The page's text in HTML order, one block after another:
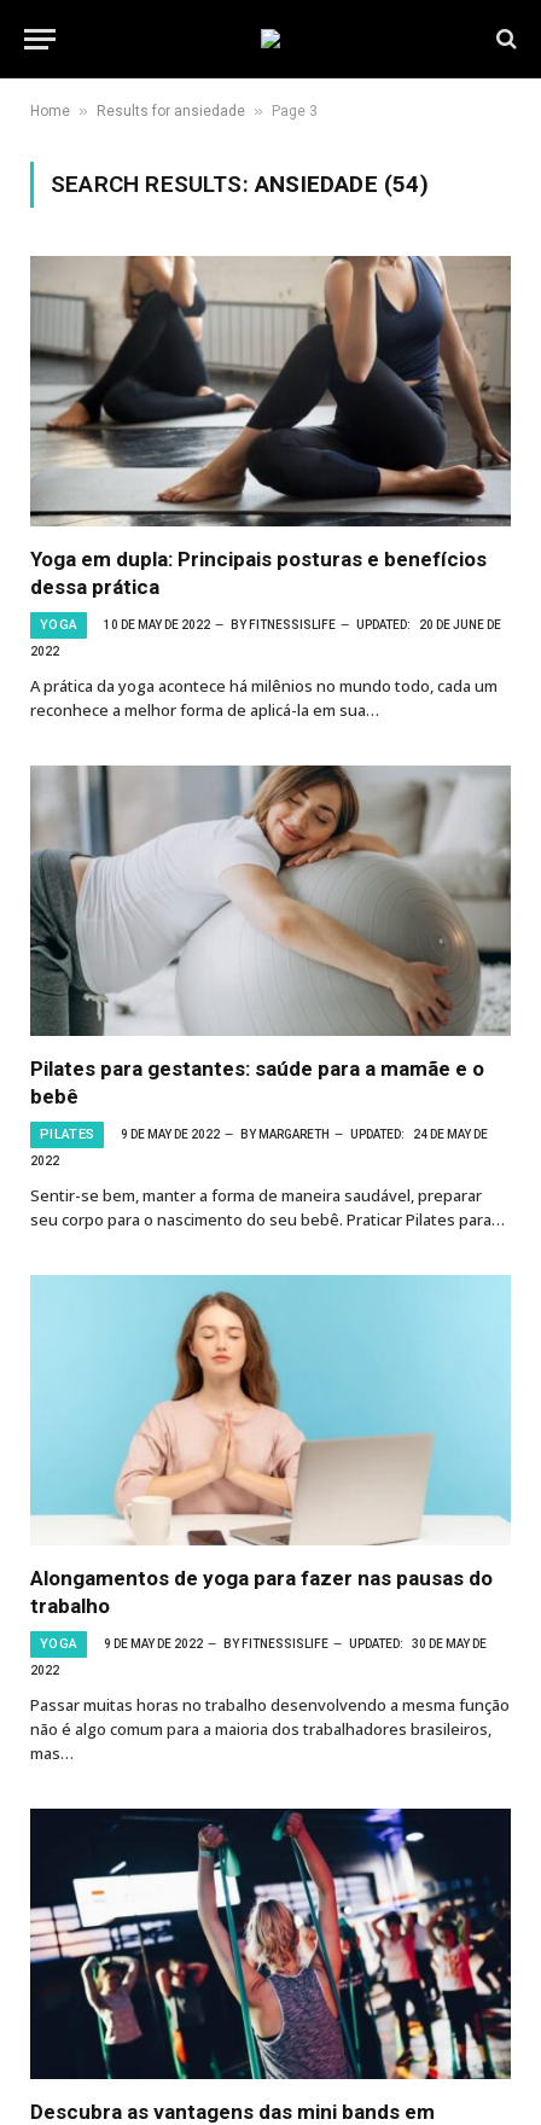
Home » Results for ansiedade » Page 3
SEARCH RESULTS:ANSIEDADE (54)
Yoga em dupla: Principais posturas e benefícios
dessa prática
YOGA 10 DE MAY DE 2022 BY FITNESSISLIFE UPDATED:
20 DE JUNE DE
2022
A prática da yoga acontece há milênios no mundo todo, cada um
reconhece a melhor forma de aplicá-la em sua…
Pilates para gestantes: saúde para a mamãe e o
bebê
PILATES 9 DE MAY DE 2022 BY MARGARETH UPDATED:
24 DE MAY DE
2022
Sentir-se bem, manter a forma de maneira saudável, preparar
seu corpo para o nascimento do seu bebê. Praticar Pilates para…
Alongamentos de yoga para fazer nas pausas do
trabalho
YOGA 9 DE MAY DE 2022 BY FITNESSISLIFE UPDATED:
30 DE MAY DE
2022
Passar muitas horas no trabalho desenvolvendo a mesma função
não é algo comum para a maioria dos trabalhadores brasileiros,
mas…
Descubra as vantagens das mini bands em